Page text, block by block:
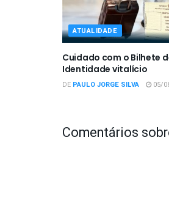
ATUALIDADE
Cuidado com o Bilhete
Identidade vitalício
DE PAULO JORGE SILVA 05/
Comentários